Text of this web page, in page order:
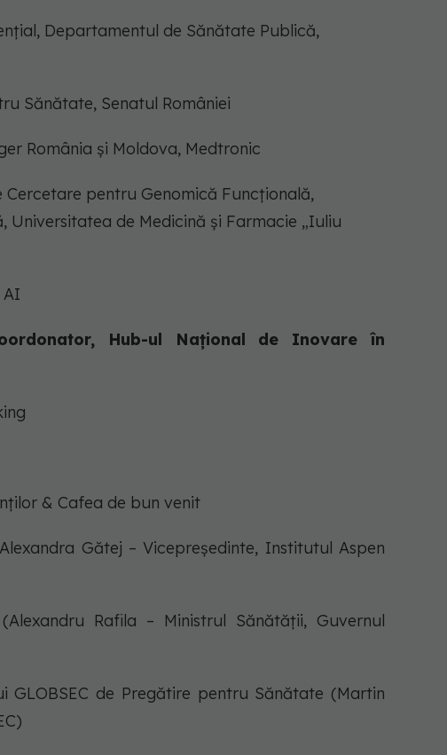
Departamentul de Sănătate Publică,
Sănătate, Senatul României
România și Moldova, Medtronic
pentru Genomică Funcțională,
Universitatea de Medicină și Farmacie „Iuliu
AI
Hub-ul Național de Inovare în
& Cafea de bun venit
Gătej – Vicepreședinte, Institutul Aspen
Rafila – Ministrul Sănătății, Guvernul
de Pregătire pentru Sănătate (Martin